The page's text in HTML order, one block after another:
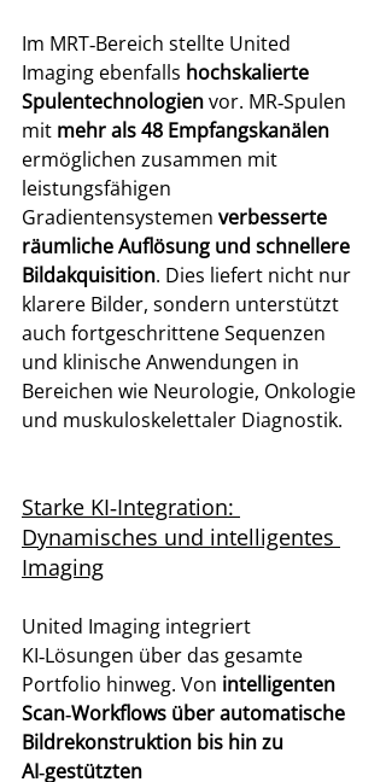
Im MRT‑Bereich stellte United
Imaging ebenfalls hochskalierte
Spulentechnologien vor. MR‑Spulen
mit mehr als 48 Empfangskanälen
ermöglichen zusammen mit
leistungsfähigen
Gradientensystemen verbesserte
räumliche Auflösung und schnellere
Bildakquisition. Dies liefert nicht nur
klarere Bilder, sondern unterstützt
auch fortgeschrittene Sequenzen
und klinische Anwendungen in
Bereichen wie Neurologie, Onkologie
und muskuloskelettaler Diagnostik.
Starke KI‑Integration:
Dynamisches und intelligentes
Imaging
United Imaging integriert
KI‑Lösungen über das gesamte
Portfolio hinweg. Von intelligenten
Scan‑Workflows über automatische
Bildrekonstruktion bis hin zu
AI‑gestützten